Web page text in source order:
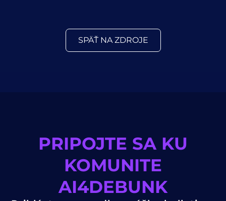
SPÄŤ NA ZDROJE
PRIPOJTE SA KU
KOMUNITE
AI4DEBUNK